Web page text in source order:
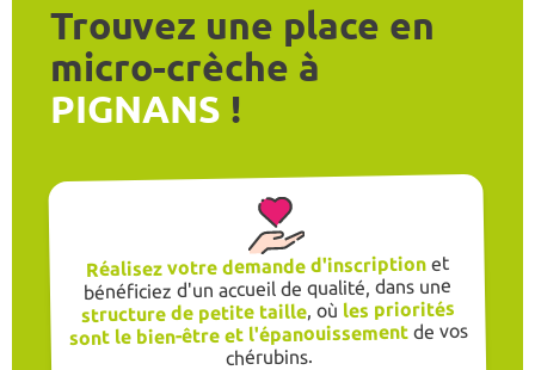
Trouvez une place en
micro-crèche à
PIGNANS !
Réalisez votre demande d'inscriptionet
bénéficiez d'un accueil de qualité, dans une
structure de petite taille, où les priorités
sont le bien-être et l'épanouissementde vos
chérubins.